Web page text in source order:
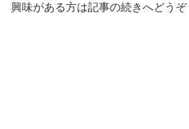
興味がある方は記事の続きへどうぞ